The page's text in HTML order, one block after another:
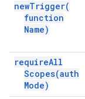
newTrigger(
function
Name)
requireAll
Scopes(auth
Mode)